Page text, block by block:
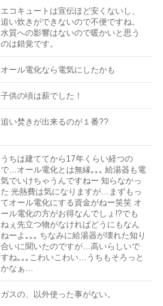
エコキュートは宣伝ほど安くないし、
追い炊きができないので不便ですね。
水質への影響はないので暖かいと思う
のは錯覚です。
オール電化なら電気にしたかも
子供の頃は薪でした！
追い焚きが出来るのが１番??
うちは建ててから17年くらい経つの
で…オール電化とは無縁｡｡｡ 給湯器も電
気でいけちゃうんですねー 知らなかっ
た 光熱費は気になりますが…まずもっ
てオール電化にする資金がねー笑笑 オ
ール電化の方がお得なんでしょ!?でも
ねぇ先立つ物がなければどうにもなん
ねーよ｡｡｡ ちなみに給湯器が壊れた知り
合いに聞いたのですが…高いらしいで
すね｡｡｡こわいこわい…うちもそろっと
かなぁ…
ガスの、以外使った事がない。